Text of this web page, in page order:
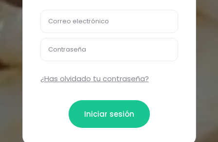
Correo electrónico
Contraseña
¿Has olvidado tu contraseña?
Iniciar sesión